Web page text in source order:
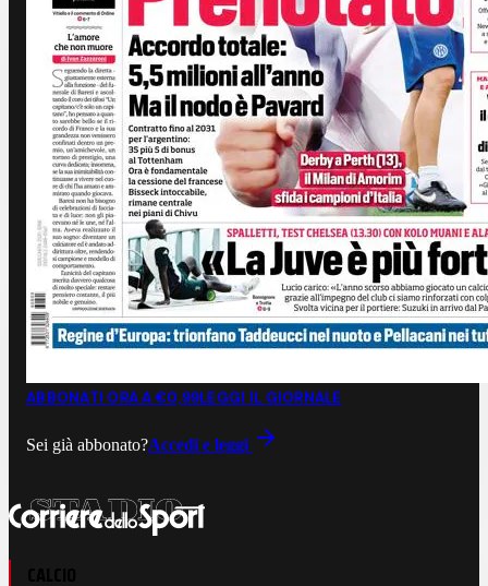
ABBONATI ORA A €0,99LEGGI IL GIORNALE
Sei già abbonato?Accedi e leggi